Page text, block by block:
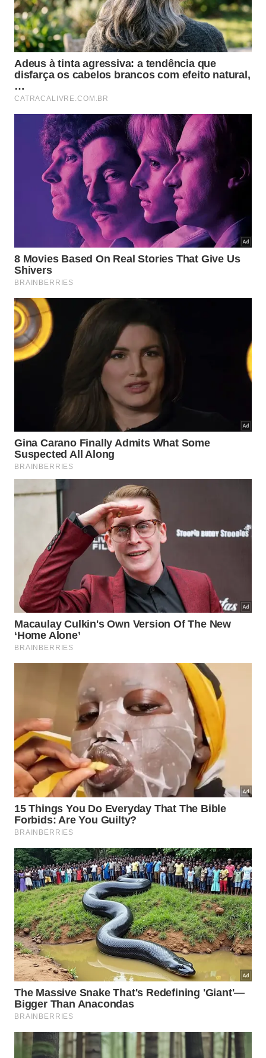
Os pesquisadores também descobriram níveis
aumentados de receptores envolvidos na regulação
da APOE e das placas amiloides após a remoção da
enzima dos neurônios. Esses receptores são
importantes para manter a comunicação saudável
entre os neurônios e para o metabolismo lipídico.
mostraram que ativar uma via relacionada pode
ajudar pessoas com Alzheimer a permanecerem
mais resistentes ao declínio cognitivo, mesmo
quando há acúmulo significativo de placas.
“Isso é especialmente importante do ponto de vista
clínico, porque os pacientes geralmente recebem o
diagnóstico da doença após acumularem uma carga
substancial de placas amiloides no cérebro. Não
apenas diminuir os níveis de amiloide, mas também
aumentar a resiliência a essas alterações
patológicas pode maximizar os benefícios clínicos”,
disse Karahan. “O direcionamento do IDOL neuronal
pode oferecer múltiplos benefícios terapêuticos na
doença de Alzheimer, reduzindo simultaneamente a
carga amiloide e aumentando os efeitos
neuroprotetores.”
Pesquisadores planejam o
desenvolvimento futuro de
medicamentos
A equipe de pesquisa está agora explorando
diversas abordagens para o desenvolvimento de
medicamentos que tenham como alvo a enzima
IDOL. De acordo com Kim, estudos futuros se
concentrarão em testar a segurança de compostos
potenciais e avaliar sua eficácia em modelos pré-
Os cientistas também planejam investigar se o
bloqueio do IDOL pode preservar as conexões
sinápticas entre os neurônios e reduzir a patologia
tau, outra característica importante da doença de
Alzheimer.